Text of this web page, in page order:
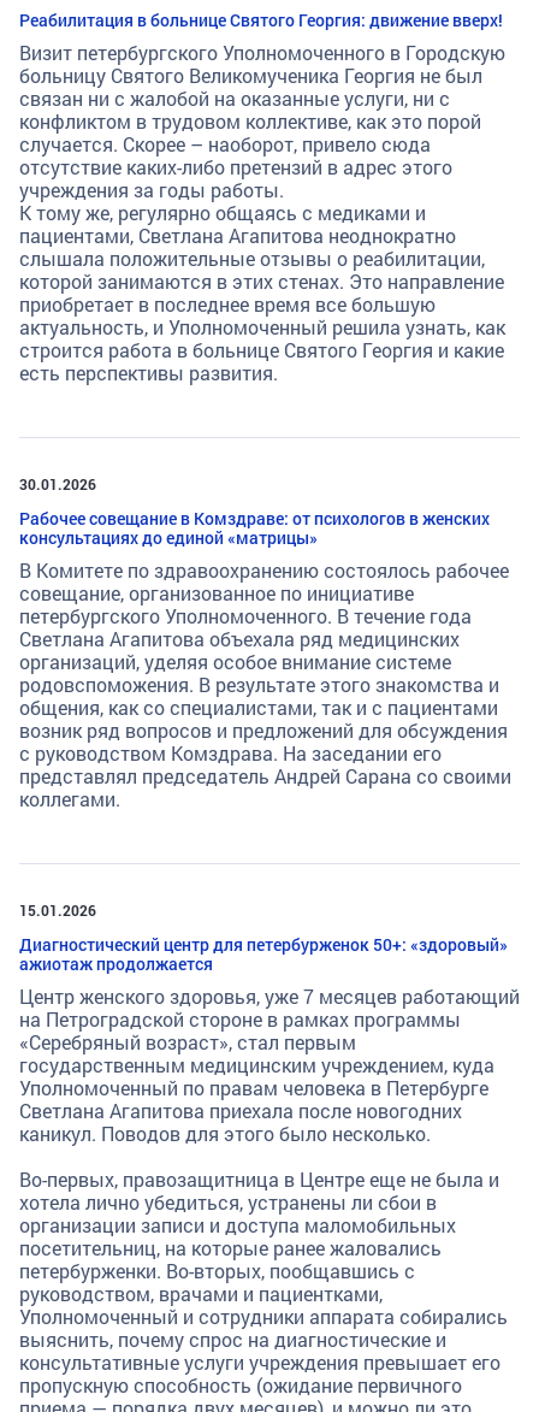
Реабилитация в больнице Святого Георгия: движение вверх!
Визит петербургского Уполномоченного в Городскую
больницу Святого Великомученика Георгия не был
связан ни с жалобой на оказанные услуги, ни с
конфликтом в трудовом коллективе, как это порой
случается. Скорее – наоборот, привело сюда
отсутствие каких-либо претензий в адрес этого
учреждения за годы работы.
К тому же, регулярно общаясь с медиками и
пациентами, Светлана Агапитова неоднократно
слышала положительные отзывы о реабилитации,
которой занимаются в этих стенах. Это направление
приобретает в последнее время все большую
актуальность, и Уполномоченный решила узнать, как
строится работа в больнице Святого Георгия и какие
есть перспективы развития.
30.01.2026
Рабочее совещание в Комздраве: от психологов в женских
консультациях до единой «матрицы»
В Комитете по здравоохранению состоялось рабочее
совещание, организованное по инициативе
петербургского Уполномоченного. В течение года
Светлана Агапитова объехала ряд медицинских
организаций, уделяя особое внимание системе
родовспоможения. В результате этого знакомства и
общения, как со специалистами, так и с пациентами
возник ряд вопросов и предложений для обсуждения
с руководством Комздрава. На заседании его
представлял председатель Андрей Сарана со своими
коллегами.
15.01.2026
Диагностический центр для петербурженок 50+: «здоровый»
ажиотаж продолжается
Центр женского здоровья, уже 7 месяцев работающий
на Петроградской стороне в рамках программы
«Серебряный возраст», стал первым
государственным медицинским учреждением, куда
Уполномоченный по правам человека в Петербурге
Светлана Агапитова приехала после новогодних
каникул. Поводов для этого было несколько.
Во-первых, правозащитница в Центре еще не была и
хотела лично убедиться, устранены ли сбои в
организации записи и доступа маломобильных
посетительниц, на которые ранее жаловались
петербурженки. Во-вторых, пообщавшись с
руководством, врачами и пациентками,
Уполномоченный и сотрудники аппарата собирались
выяснить, почему спрос на диагностические и
консультативные услуги учреждения превышает его
пропускную способность (ожидание первичного